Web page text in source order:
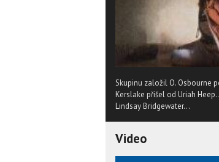
Skupinu založil O. Osbourne
Kerslake přišel od Uriah
Lindsay Bridgewater...
Video